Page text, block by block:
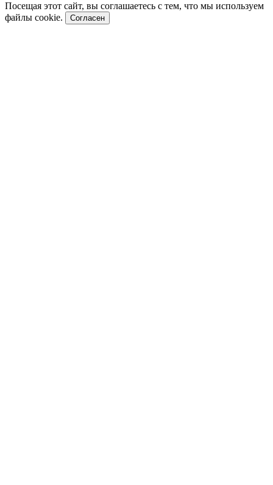
Посещая этот сайт, вы соглашаетесь с тем, что мы используем
файлы cookie.
Согласен